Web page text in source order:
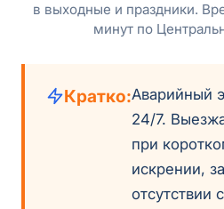
в выходные и праздники.
минут по
Кратко:Аварийный
24/7.
при
искрении,
отсутствии